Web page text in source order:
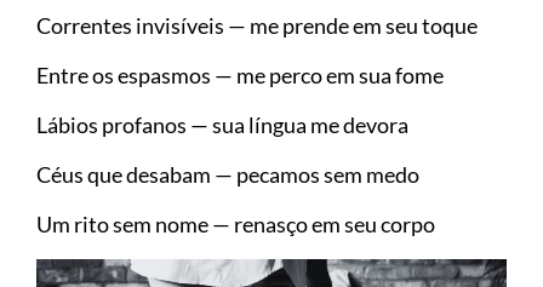
Correntes invisíveis — me prende em seu toque
Entre os espasmos — me perco em sua fome
Lábios profanos — sua língua me devora
Céus que desabam — pecamos sem medo
Um rito sem nome — renasço em seu corpo